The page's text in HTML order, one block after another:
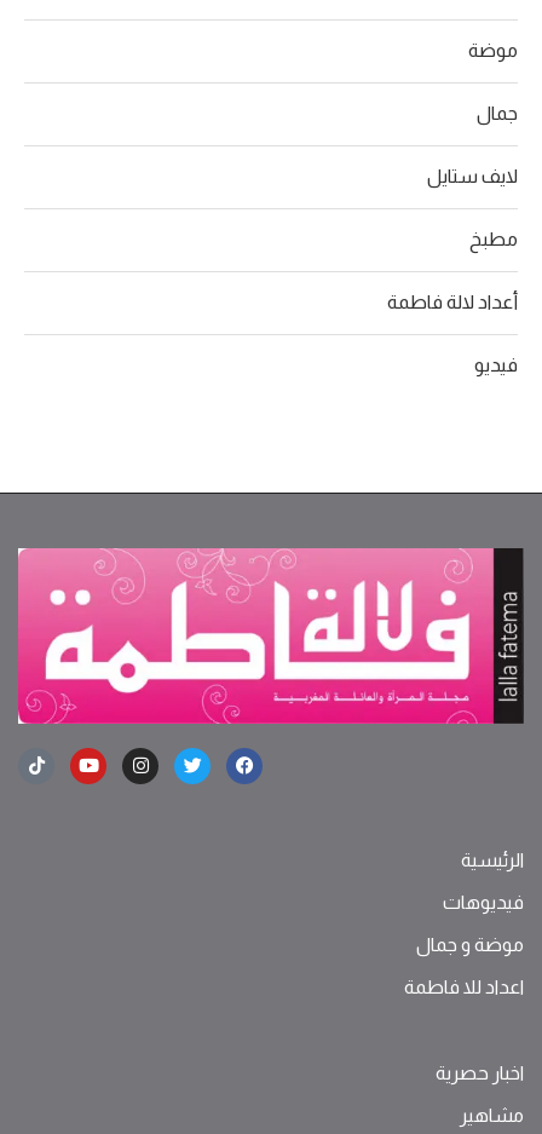
موضة
جمال
لايف ستايل
مطبخ
أعداد لالة فاطمة
فيديو
الرئيسية
فيديوهات
موضة ‫و‬ ‫‬‫جمال‬
اعداد للا فاطمة
اخبار حصرية
مشاهير